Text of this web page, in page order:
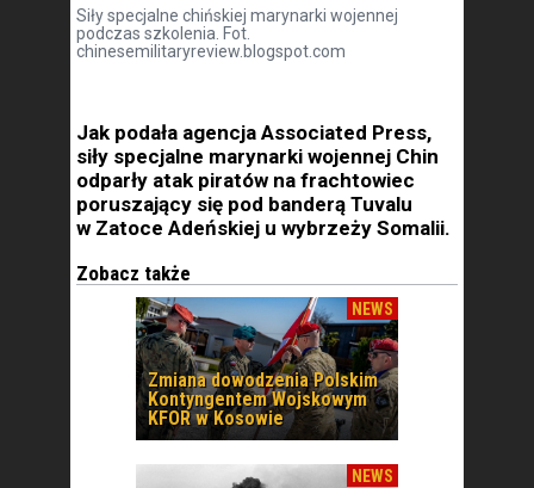
Siły specjalne chińskiej marynarki wojennej
podczas szkolenia. Fot.
chinesemilitaryreview.blogspot.com
Jak podała agencja Associated Press,
siły specjalne marynarki wojennej Chin
odparły atak piratów na frachtowiec
poruszający się pod banderą Tuvalu
w Zatoce Adeńskiej u wybrzeży Somalii.
Zobacz także
NEWS
Zmiana dowodzenia Polskim
Kontyngentem Wojskowym
KFOR w Kosowie
NEWS